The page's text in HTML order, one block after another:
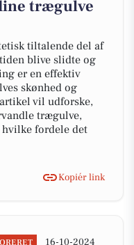
trægulve
tiltalende del af
blive slidte og
er en effektiv
skønhed og
vil udforske,
trægulve,
hvilke fordele det
Kopiér link
16-10-2024